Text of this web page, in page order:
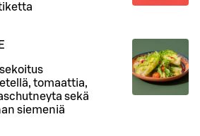
tomaattia,
sekä
siemeniä